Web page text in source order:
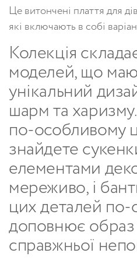
Це витончені плаття для
які включають в собі
Колекція
моделей, що
унікальний
шарм та
по-особливому
знайдете
елементами
мереживо, і
цих деталей
доповнює образ
справжньої